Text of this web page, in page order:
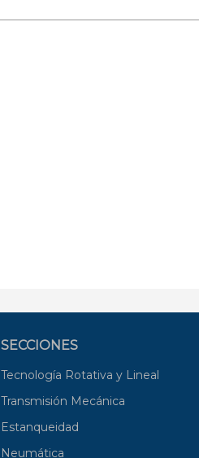
SECCIONES
Tecnología Rotativa y Lineal
Transmisión Mecánica
Estanqueidad
Neumática